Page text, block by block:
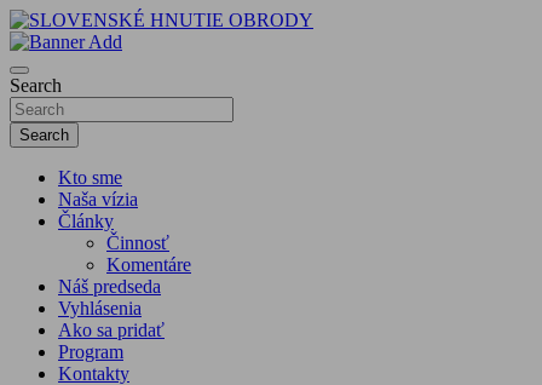
Skip
to
content
SLOVENSKÉ HNUTIE OBRODY
Search
Search
Kto sme
Naša vízia
Články
Činnosť
Komentáre
Náš predseda
Vyhlásenia
Ako sa pridať
Program
Kontakty